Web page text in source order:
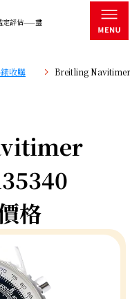
定評估——盡
收購 Breitling
格